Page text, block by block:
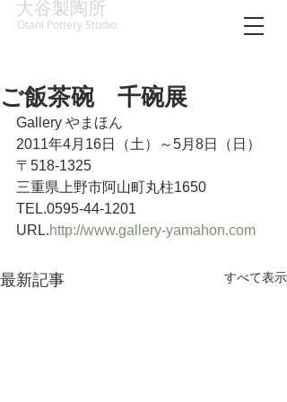
大谷製陶所
Otani Pottery Studio
ご飯茶碗 千碗展
Gallery やまほん
2011年4月16日（土）～5月8日（日）
〒518-1325
三重県上野市阿山町丸柱1650
TEL.0595-44-1201
URL.http://www.gallery-yamahon.com
最新記事 すべて表示